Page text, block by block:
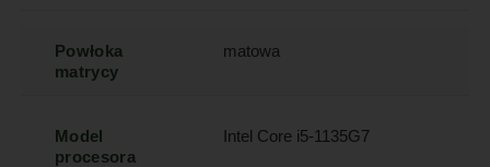
Powłoka
matrycy
matowa
Model
procesora
Intel Core i5-1135G7